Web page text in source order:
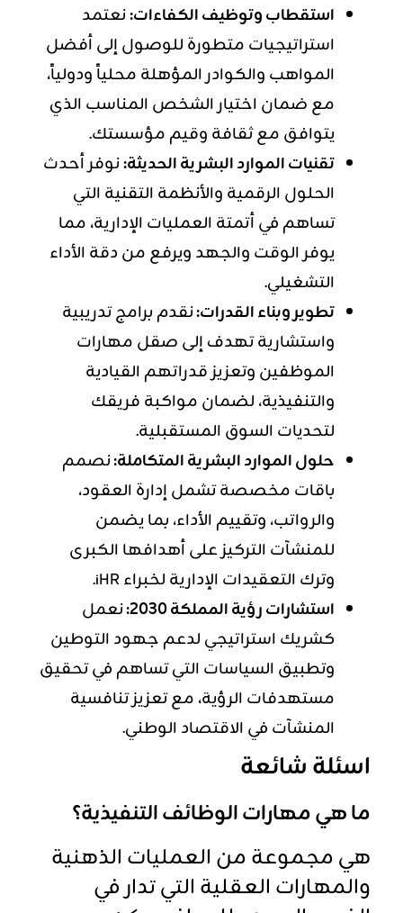
استقطاب وتوظيف الكفاءات:نعتمد
استراتيجيات متطورة للوصول إلى أفضل
المواهب والكوادر المؤهلة محلياً ودولياً،
مع ضمان اختيار الشخص المناسب الذي
يتوافق مع ثقافة وقيم مؤسستك.
تقنيات الموارد البشرية الحديثة:نوفر أحدث
الحلول الرقمية والأنظمة التقنية التي
تساهم في أتمتة العمليات الإدارية، مما
يوفر الوقت والجهد ويرفع من دقة الأداء
التشغيلي.
تطوير وبناء القدرات:نقدم برامج تدريبية
واستشارية تهدف إلى صقل مهارات
الموظفين وتعزيز قدراتهم القيادية
والتنفيذية، لضمان مواكبة فريقك
لتحديات السوق المستقبلية.
حلول الموارد البشريةالمتكاملة:نصمم
باقات مخصصة تشمل إدارة العقود،
والرواتب، وتقييم الأداء، بما يضمن
للمنشآت التركيز على أهدافها الكبرى
وترك التعقيدات الإدارية لخبراء iHR.
استشارات رؤية المملكة 2030:
نعمل
كشريك استراتيجي لدعم جهود التوطين
وتطبيق السياسات التي تساهم في تحقيق
مستهدفات الرؤية، مع تعزيز تنافسية
المنشآت في الاقتصاد الوطني.
اسئلة شائعة
ما هي مهارات الوظائف التنفيذية؟
هي مجموعة من العمليات الذهنية
والمهارات العقلية التي تدار في